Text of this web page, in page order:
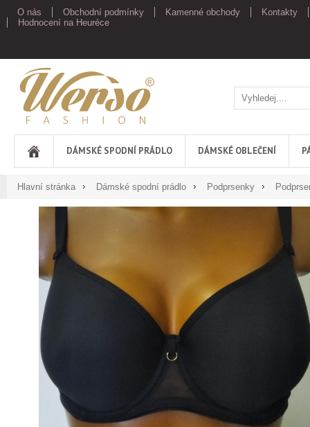
O nás Obchodní podmínky Kamenné obchody
Kontakty
Hodnocení na Heuréce
Werso
DÁMSKÉ SPODNÍ PRÁDLO DÁMSKÉ OBLEČENÍ
Hlavní stránka Dámské spodní prádlo Podprsenky